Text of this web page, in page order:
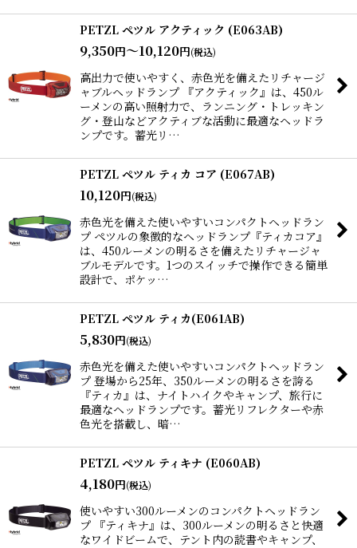
PETZL ペツル アクティック (E063AB)
9,350円～10,120円(税込)
高出力で使いやすく、赤色光を備えたリチャージ
ャブルヘッドランプ 『アクティック』は、450ル
ーメンの高い照射力で、ランニング・トレッキン
グ・登山などアクティブな活動に最適なヘッドラ
ンプです。蓄光リ…
PETZL ペツル ティカ コア (E067AB)
10,120円(税込)
赤色光を備えた使いやすいコンパクトヘッドラン
プ ペツルの象徴的なヘッドランプ『ティカコア』
は、450ルーメンの明るさを備えたリチャージャ
ブルモデルです。1つのスイッチで操作できる簡単
設計で、ポケッ…
PETZL ペツル ティカ(E061AB)
5,830円(税込)
赤色光を備えた使いやすいコンパクトヘッドラン
プ 登場から25年、350ルーメンの明るさを誇る
『ティカ』は、ナイトハイクやキャンプ、旅行に
最適なヘッドランプです。蓄光リフレクターや赤
色光を搭載し、暗…
PETZL ペツル ティキナ (E060AB)
4,180円(税込)
使いやすい300ルーメンのコンパクトヘッドラン
プ 『ティキナ』は、300ルーメンの明るさと快適
なワイドビームで、テント内の読書やキャンプ、